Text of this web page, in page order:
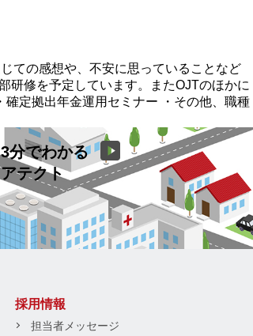
ての感想や、不安に思っていることなど
研修を予定しています。またOJTのほかに
定拠出年金運用セミナー ・その他、職種
3分でわかる
アテクト
採用情報
担当者メッセージ